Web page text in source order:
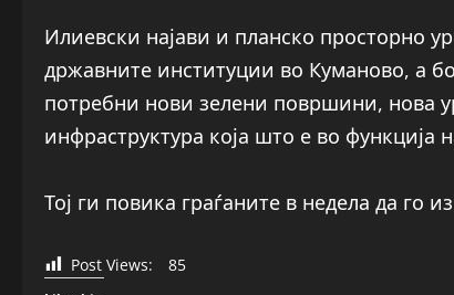
Илиевски најави и планско просторно
државните институции во Куманово, а
потребни нови зелени површини, нова
инфраструктура која што е во функција
Тој ги повика граѓаните в недела да го
Post Views: 85